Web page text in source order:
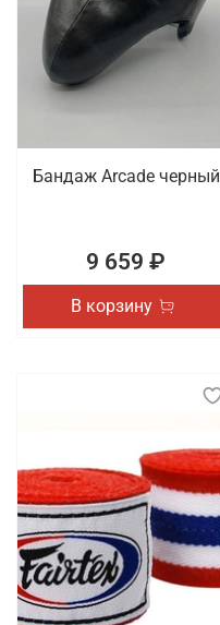
Бандаж Arcade черный
9 659 ₽
В корзину